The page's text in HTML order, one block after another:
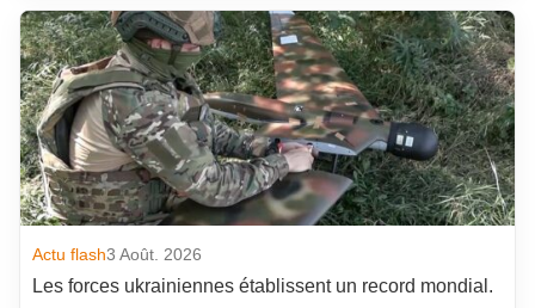
Actu flash3 Août. 2026
Les forces ukrainiennes établissent un record mondial.